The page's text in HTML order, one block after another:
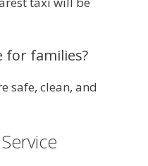
for families?
safe, clean, and